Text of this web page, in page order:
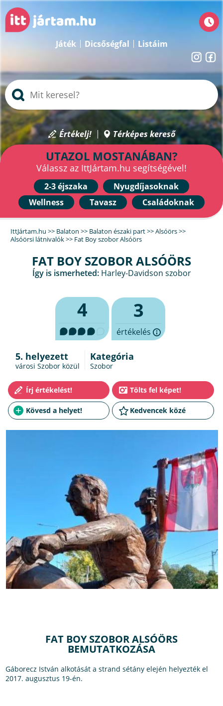
Játék Dicsőségfal Listáim
Értékelj! Térképes kereső
UTAZOL MOSTANÁBAN?
Válassz az IttJártam.hu segítségével!
2-3 éjszaka
Nyugdíjasoknak
Wellness
Tavasz Családoknak
IttJártam.hu >> Balaton >> Balaton északi part>>Alsóörs>>
Alsóörsi látnivalók>> Fat Boy szobor Alsóörs
FAT BOY SZOBOR ALSÓÖRS
Így is ismerheted: Harley-Davidson szobor
4 3
értékelés
5. helyezett
városi Szobor közül
Kategória
Szobor
FAT BOY SZOBOR ALSÓÖRS
BEMUTATKOZÁSA
Gáborecz István alkotását a strand sétány elején helyezték el
2017. augusztus 19-én.